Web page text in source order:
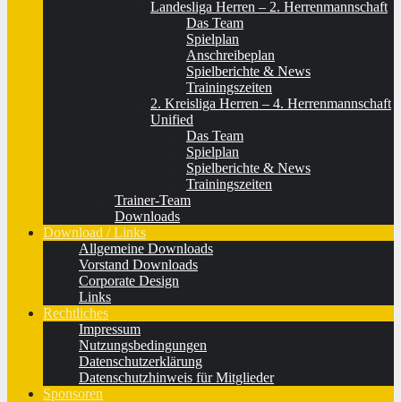
Landesliga Herren – 2. Herrenmannschaft
Das Team
Spielplan
Anschreibeplan
Spielberichte & News
Trainingszeiten
2. Kreisliga Herren – 4. Herrenmannschaft
Unified
Das Team
Spielplan
Spielberichte & News
Trainingszeiten
Trainer-Team
Downloads
Download / Links
Allgemeine Downloads
Vorstand Downloads
Corporate Design
Links
Rechtliches
Impressum
Nutzungsbedingungen
Datenschutzerklärung
Datenschutzhinweis für Mitglieder
Sponsoren